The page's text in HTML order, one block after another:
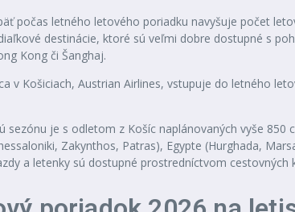
počas letného letového poriadku navyšuje počet
destinácie, ktoré sú veľmi dobre dostupné s
Kong či Šanghaj.
v Košiciach, Austrian Airlines, vstupuje do letného
sezónu je s odletom z Košíc naplánovaných vyše
Zakynthos, Patras), Egypte (Hurghada,
a letenky sú dostupné prostredníctvom cestovných